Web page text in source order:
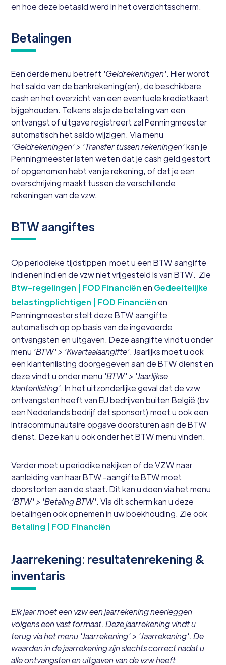
en hoe deze betaald werd in het overzichtsscherm.
Betalingen
Een derde menu betreft 'Geldrekeningen'. Hier wordt
het saldo van de bankrekening(en), de beschikbare
cash en het overzicht van een eventuele kredietkaart
bijgehouden. Telkens als je de betaling van een
ontvangst of uitgave registreert zal Penningmeester
automatisch het saldo wijzigen. Via menu
'Geldrekeningen' > 'Transfer tussen rekeningen'kan je
Penningmeester laten weten dat je cash geld gestort
of opgenomen hebt van je rekening, of dat je een
overschrijving maakt tussen de verschillende
rekeningen van de vzw.
BTW aangiftes
Op periodieke tijdstippen moet u een BTW aangifte
indienen indien de vzw niet vrijgesteld is van BTW. Zie
Btw-regelingen | FOD Financiënen Gedeeltelijke
belastingplichtigen | FOD Financiënen
Penningmeester stelt deze BTW aangifte
automatisch op op basis van de ingevoerde
ontvangsten en uitgaven. Deze aangifte vindt u onder
menu 'BTW' > 'Kwartaalaangifte'. Jaarlijks moet u ook
een klantenlisting doorgegeven aan de BTW dienst en
deze vindt u onder menu 'BTW' > 'Jaarlijkse
klantenlisting'. In het uitzonderlijke geval dat de vzw
ontvangsten heeft van EU bedrijven buiten België (bv
een Nederlands bedrijf dat sponsort) moet u ook een
Intracommunautaire opgave doorsturen aan de BTW
dienst. Deze kan u ook onder het BTW menu vinden.
Verder moet u periodike nakijken of de VZW naar
aanleiding van haar BTW-aangifte BTW moet
doorstorten aan de staat. Dit kan u doen via het menu
'BTW' > 'Betaling BTW'. Via dit scherm kan u deze
betalingen ook opnemen in uw boekhouding. Zie ook
Betaling | FOD Financiën
Jaarrekening: resultatenrekening &
inventaris
Elk jaar moet een vzw een jaarrekening neerleggen
volgens een vast formaat. Deze jaarrekening vindt u
terug via het menu 'Jaarrekening' > 'Jaarrekening'. De
waarden in de jaarrekening zijn slechts correct nadat u
alle ontvangsten en uitgaven van de vzw heeft